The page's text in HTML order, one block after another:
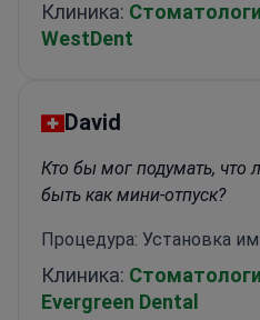
Клиника:
WestDent
David
Кто бы мог подумать, что
быть как мини-отпуск?
Процедура: Установка
Клиника:
Evergreen Dental